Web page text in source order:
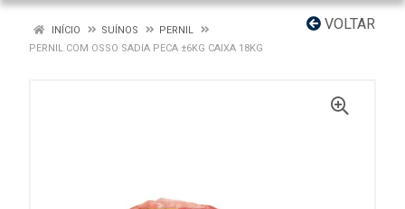
VOLTAR
INÍCIO SUÍNOS
PERNIL
PERNIL COM OSSO SADIA PECA ±6KG CAIXA 18KG